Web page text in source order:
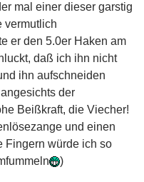
mal einer dieser garstig
vermutlich
er den 5.0er Haken am
daß ich ihn nicht
ihn aufschneiden
der
Beißkraft, die Viecher!
und einen
Fingern würde ich so
)